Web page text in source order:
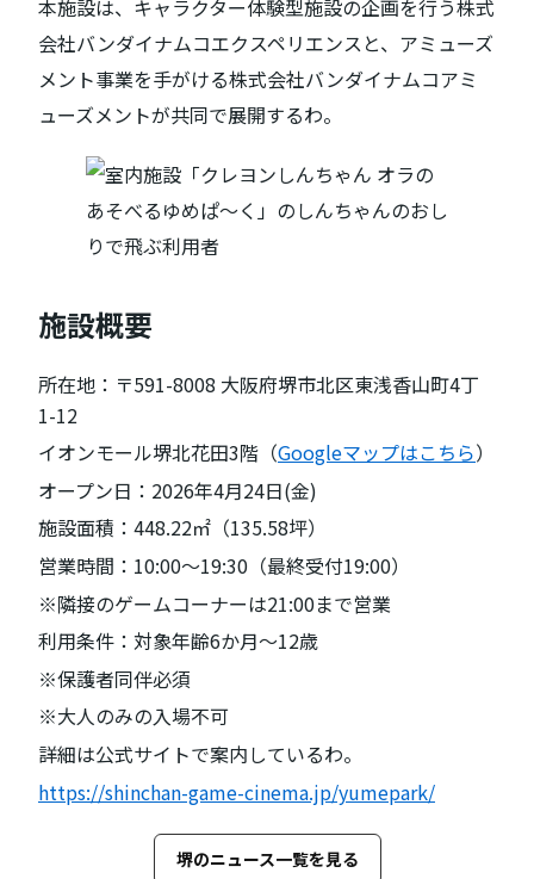
本施設は、キャラクター体験型施設の企画を行う株式
会社バンダイナムコエクスペリエンスと、アミューズ
メント事業を手がける株式会社バンダイナムコアミ
ューズメントが共同で展開するわ。
施設概要
所在地：〒591-8008 大阪府堺市北区東浅香山町4丁
1-12
イオンモール堺北花田3階（Googleマップはこちら）
オープン日：2026年4月24日(金)
施設面積：448.22㎡（135.58坪）
営業時間：10:00～19:30（最終受付19:00）
※隣接のゲームコーナーは21:00まで営業
利用条件：対象年齢6か月～12歳
※保護者同伴必須
※大人のみの入場不可
詳細は公式サイトで案内しているわ。
https://shinchan-game-cinema.jp/yumepark/
堺のニュース一覧を見る